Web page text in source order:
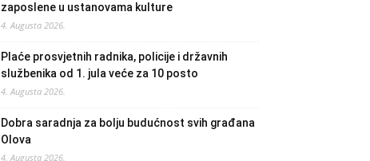
zaposlene u ustanovama kulture
4. Augusta 2026.
Plaće prosvjetnih radnika, policije i državnih
službenika od 1. jula veće za 10 posto
4. Augusta 2026.
Dobra saradnja za bolju budućnost svih građana
Olova
4. Augusta 2026.